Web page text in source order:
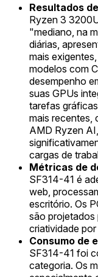
Resultados
Ryzen 3
"mediano, na
diárias,
mais
modelos com
desempenho
suas GPUs
tarefas
mais recentes,
AMD Ryzen
cargas de
Métricas de
SF314-41 é
web,
escritório. Os
são projetados
criatividade
Consumo de
SF314-41 foi
categoria. Os